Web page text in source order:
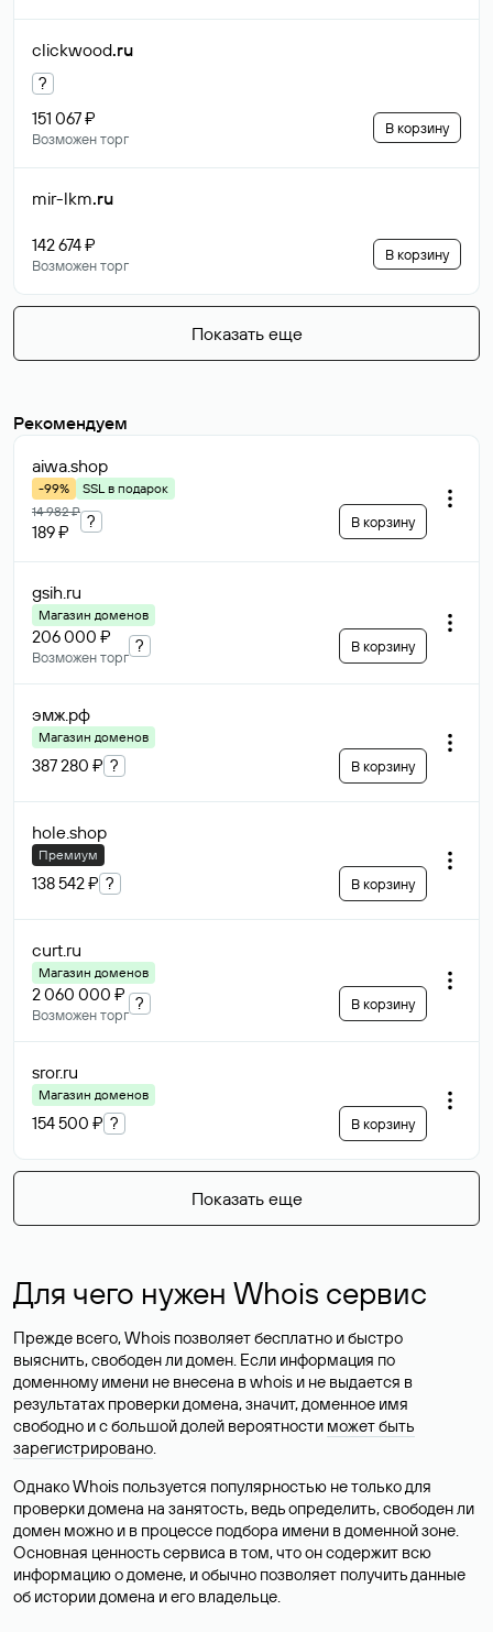
clickwood.ru
?
151 067 ₽
Возможен торг
В корзину
mir-lkm.ru
142 674 ₽
Возможен торг
В корзину
Показать еще
Рекомендуем
aiwa.shop
-99%
SSL в подарок
14 982 ₽
189 ₽
? В корзину
gsih.ru
Магазин доменов
206 000 ₽
Возможен торг
? В корзину
эмж.рф
Магазин доменов
387 280 ₽ ? В корзину
hole.shop
Премиум
138 542 ₽ ? В корзину
curt.ru
Магазин доменов
2 060 000 ₽
Возможен торг
? В корзину
sror.ru
Магазин доменов
154 500 ₽ ? В корзину
Показать еще
Для чего нужен Whois сервис
Прежде всего, Whois позволяет бесплатно и быстро
выяснить, свободен ли домен. Если информация по
доменному имени не внесена в whois и не выдается в
результатах проверки домена, значит, доменное имя
свободно и с большой долей вероятности может быть
зарегистрировано.
Однако Whois пользуется популярностью не только для
проверки домена на занятость, ведь определить, свободен ли
домен можно и в процессе подбора имени в доменной зоне.
Основная ценность сервиса в том, что он содержит всю
информацию о домене, и обычно позволяет получить данные
об истории домена и его владельце.